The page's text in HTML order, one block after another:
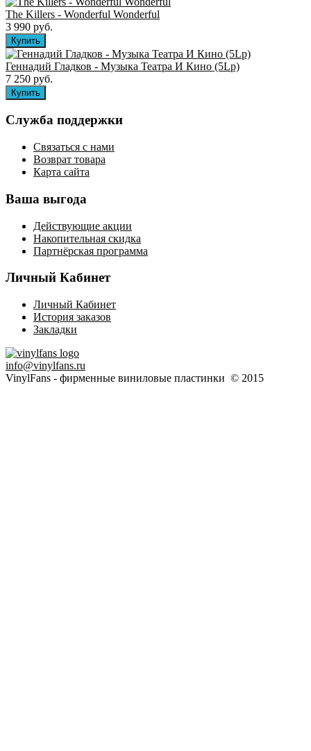
The Killers ‎- Wonderful Wonderful
3 990 руб.
Геннадий Гладков - Музыка Театра И Кино (5Lp)
7 250 руб.
Служба поддержки
Связаться с нами
Возврат товара
Карта сайта
Ваша выгода
Действующие акции
Накопительная скидка
Партнёрская программа
Личный Кабинет
Личный Кабинет
История заказов
Закладки
info@vinylfans.ru
VinylFans - фирменные виниловые пластинки © 2015